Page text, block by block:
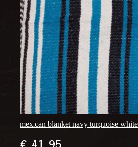
mexican blanket navy turquoise white
€41,95